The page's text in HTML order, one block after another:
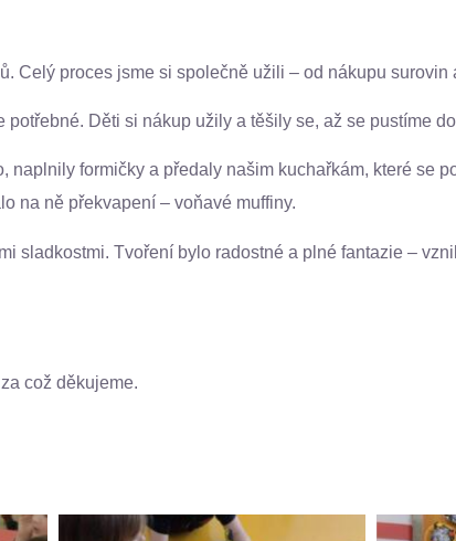
Celý proces jsme si společně užili – od nákupu surovin
Děti si nákup užily a těšily se, až se pustíme
formičky a předaly našim kuchařkám, které se
na ně překvapení – voňavé muffiny.
sladkostmi. Tvoření bylo radostné a plné fantazie –
což děkujeme.